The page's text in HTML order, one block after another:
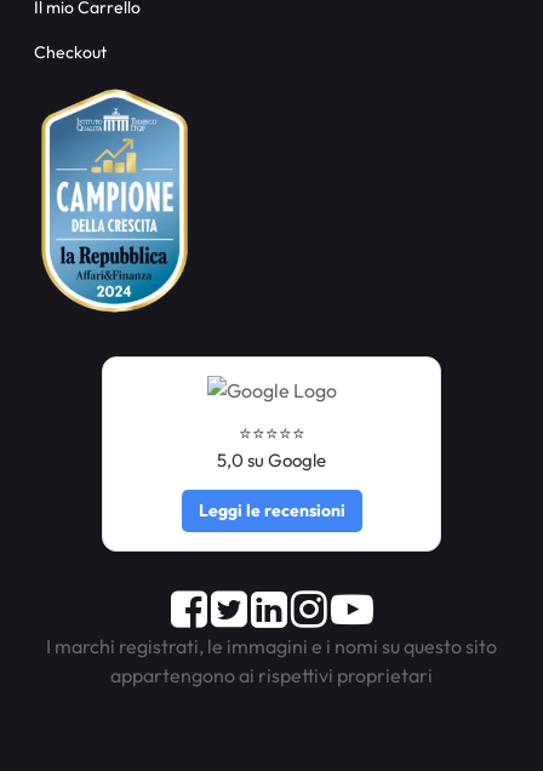
Il mio Carrello
Checkout
⭐️⭐️⭐️⭐️⭐️
5,0 su Google
Leggi le recensioni
Facebook
TwitterLinkedInInstagram
Youtube
I marchi registrati, le immagini e i nomi su questo sito
appartengono ai rispettivi proprietari